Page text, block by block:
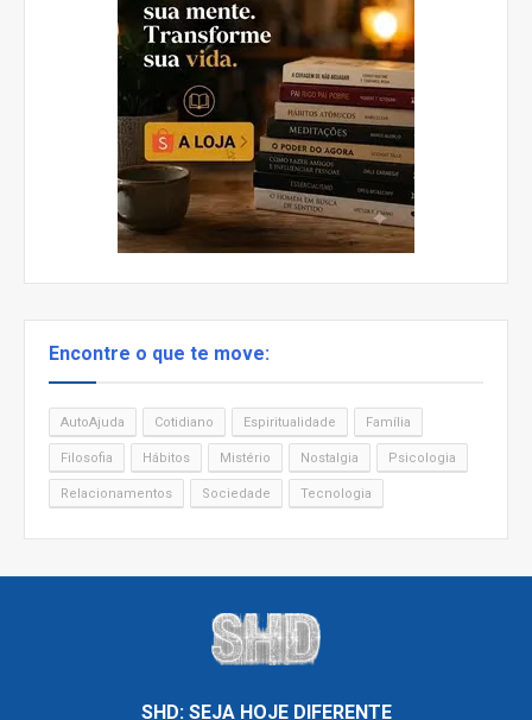
Encontre o que te move:
AutoAjuda Cotidiano Espiritualidade Família
Filosofia Hábitos Mistério Nostalgia Psicologia
Relacionamentos Sociedade Tecnologia
SHD: SEJA HOJE DIFERENTE